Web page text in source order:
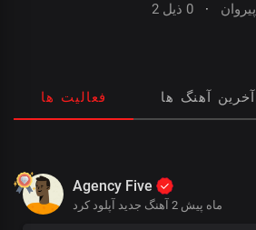
2 پیروان
· 0 ذیل
فعالیت ها آخرین آهنگ ها
Agency Five
2 ماه پیش